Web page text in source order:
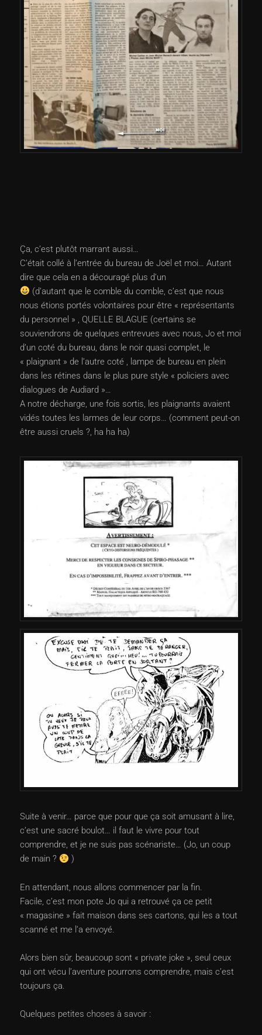
Ça, c’est plutôt marrant aussi…
C’était collé à l’entrée du bureau de Joël et moi… Autant
dire que cela en a découragé plus d’un
(d’autant que le comble du comble, c’est que nous
nous étions portés volontaires pour être « représentants
du personnel » , QUELLE BLAGUE (certains se
souviendrons de quelques entrevues avec nous, Jo et moi
d’un coté du bureau, dans le noir quasi complet, le
« plaignant » de l’autre coté , lampe de bureau en plein
dans les rétines dans le plus pure style « policiers avec
dialogues de Audiard »…
A notre décharge, une fois sortis, les plaignants avaient
vidés toutes les larmes de leur corps… (comment peut-on
être aussi cruels ?, ha ha ha)
Suite à venir… parce que pour que ça soit amusant à lire,
c’est une sacré boulot… il faut le vivre pour tout
comprendre, et je ne suis pas scénariste… (Jo, un coup
de main ?
)
En attendant, nous allons commencer par la fin.
Facile, c’est mon pote Jo qui a retrouvé ça ce petit
« magasine » fait maison dans ses cartons, qui les a tout
scanné et me l’a envoyé.
Alors bien sûr, beaucoup sont « private joke », seul ceux
qui ont vécu l’aventure pourrons comprendre, mais c’est
toujours ça.
Quelques petites choses à savoir :